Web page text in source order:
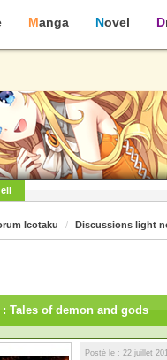
Manga Novel
Icotaku Discussions light
Tales of demon and gods
Posté le : 22 juillet